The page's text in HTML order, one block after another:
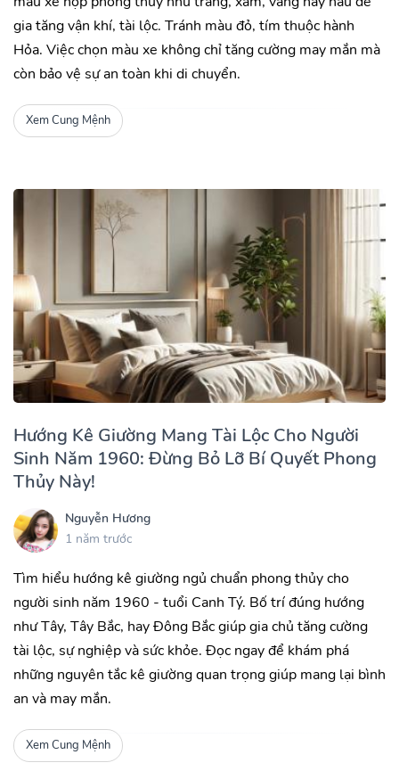
gia tăng vận khí, tài lộc. Tránh màu đỏ, tím thuộc hành
Hỏa. Việc chọn màu xe không chỉ tăng cường may mắn mà
còn bảo vệ sự an toàn khi di chuyển.
Xem Cung Mệnh
Hướng Kê Giường Mang Tài Lộc Cho Người
Sinh Năm 1960: Đừng Bỏ Lỡ Bí Quyết Phong
Thủy Này!
Nguyễn Hương
1 năm trước
Tìm hiểu hướng kê giường ngủ chuẩn phong thủy cho
người sinh năm 1960 - tuổi Canh Tý. Bố trí đúng hướng
như Tây, Tây Bắc, hay Đông Bắc giúp gia chủ tăng cường
tài lộc, sự nghiệp và sức khỏe. Đọc ngay để khám phá
những nguyên tắc kê giường quan trọng giúp mang lại bình
an và may mắn.
Xem Cung Mệnh